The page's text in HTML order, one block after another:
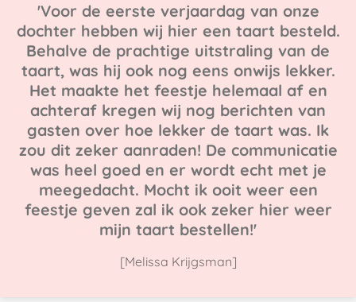
'Voor de eerste verjaardag van onze
dochter hebben wij hier een taart besteld.
Behalve de prachtige uitstraling van de
taart, was hij ook nog eens onwijs lekker.
Het maakte het feestje helemaal af en
achteraf kregen wij nog berichten van
gasten over hoe lekker de taart was. Ik
zou dit zeker aanraden! De communicatie
was heel goed en er wordt echt met je
meegedacht. Mocht ik ooit weer een
feestje geven zal ik ook zeker hier weer
mijn taart bestellen!'
[Melissa Krijgsman]